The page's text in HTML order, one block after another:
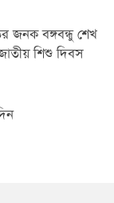
জনক বঙ্গবন্ধু শেখ
শিশু দিবস